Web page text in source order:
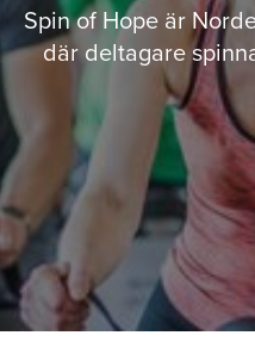
Spin of Hope är
där deltagare